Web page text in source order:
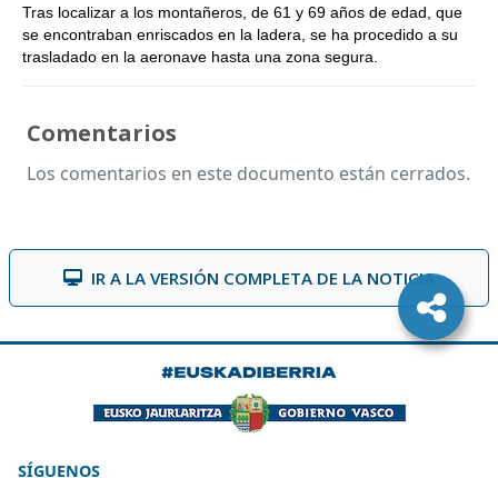
Tras localizar a los montañeros, de 61 y 69 años de edad, que
se encontraban enriscados en la ladera, se ha procedido a su
trasladado en la aeronave hasta una zona segura.
Comentarios
Los comentarios en este documento están cerrados.
IR A LA VERSIÓN COMPLETA DE LA NOTICIA
SÍGUENOS